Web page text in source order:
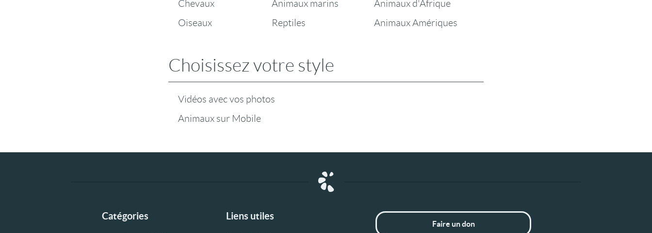
Chevaux
Oiseaux
Animaux marins
Reptiles
Animaux d'Afrique
Animaux Amériques
Choisissez votre style
Vidéos avec vos photos
Animaux sur Mobile
Catégories Liens utiles
Faire un don